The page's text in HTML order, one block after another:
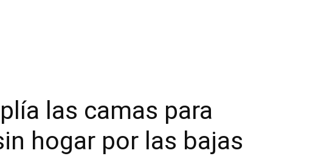
las camas para
hogar por las bajas